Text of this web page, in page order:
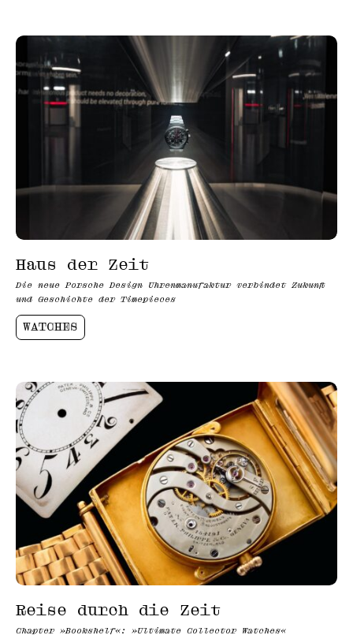
Haus der Zeit
Die neue Porsche Design Uhrenmanufaktur verbindet Zukunft
und Geschichte der Timepieces
WATCHES
Reise durch die Zeit
Chapter »Bookshelf«: »Ultimate Collector Watches«